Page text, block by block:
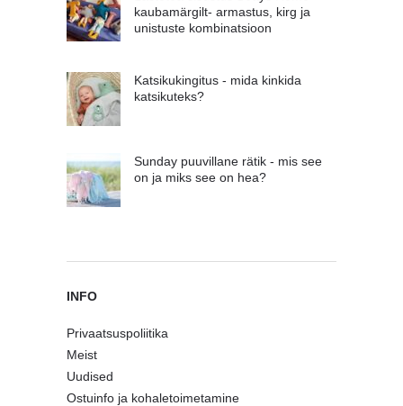
kaubamärgilt- armastus, kirg ja
unistuste kombinatsioon
Katsikukingitus - mida kinkida
katsikuteks?
Sunday puuvillane rätik - mis see
on ja miks see on hea?
INFO
Privaatsuspoliitika
Meist
Uudised
Ostuinfo ja kohaletoimetamine